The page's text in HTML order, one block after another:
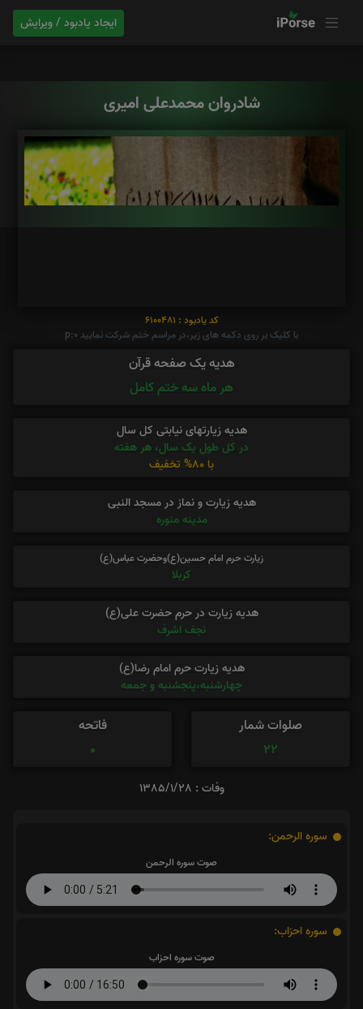
ایجاد یادبود / ویرایش
شادروان محمدعلی امیری
کد یادبود : 6100481
با کلیک بر روی دکمه های زیر،در مراسم ختم شرکت نمایید p:0
هدیه یک صفحه قرآن
هر ماه سه ختم کامل
هدیه زیارتهای نیابتی کل سال
در کل طول یک سال، هر هفته
با 80% تخفیف
هدیه زیارت و نماز در مسجد النبی
مدینه منوره
زیارت حرم امام حسین(ع)وحضرت عباس(ع)
کربلا
هدیه زیارت در حرم حضرت علی(ع)
نجف اشرف
هدیه زیارت حرم امام رضا(ع)
چهارشنبه،پنجشنبه و جمعه
صلوات شمار
22
فاتحه
0
وفات : 1385/1/28
سوره الرحمن:
صوت سوره الرحمن
سوره احزاب:
صوت سوره احزاب